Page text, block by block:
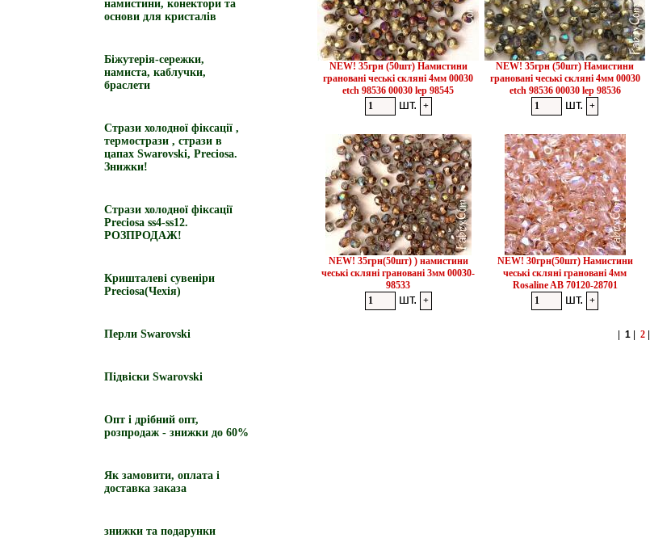
намистини, конектори та
основи для кристалів
Біжутерія-сережки,
намиста, каблучки,
браслети
Стрази холодної фіксації ,
термострази , стрази в
цапах Swarovski, Preciosa.
Знижки!
Стрази холодної фіксації
Preciosa ss4-ss12.
РОЗПРОДАЖ!
Кришталеві сувеніри
Preciosa(Чехія)
Перли Swarovski
Підвіски Swarovski
Опт і дрібний опт,
розпродаж - знижки до 60%
Як замовити, оплата і
доставка заказа
знижки та подарунки
NEW! 35грн (50шт) Намистини
грановані чеські скляні 4мм 00030
etch 98536 00030 lep 98545
шт.
NEW! 35грн (50шт) Намистини
грановані чеські скляні 4мм 00030
etch 98536 00030 lep 98536
шт.
NEW! 35грн(50шт) ) намистини
чеські скляні грановані 3мм 00030-
98533
шт.
NEW! 30грн(50шт) Намистини
чеські скляні грановані 4мм
Rosaline AB 70120-28701
шт.
1 2